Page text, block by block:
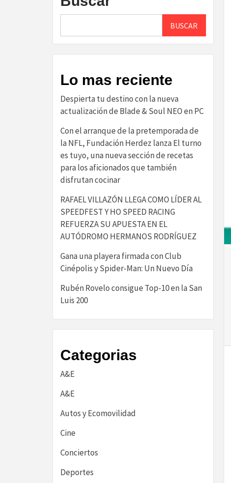
BUSCAR
Lo mas reciente
Despierta tu destino con la nueva
actualización de Blade & Soul NEO en PC
Con el arranque de la pretemporada de
la NFL, Fundación Herdez lanza El turno
es tuyo, una nueva sección de recetas
para los aficionados que también
disfrutan cocinar
RAFAEL VILLAZÓN LLEGA COMO LÍDER AL
SPEEDFEST Y HO SPEED RACING
REFUERZA SU APUESTA EN EL
AUTÓDROMO HERMANOS RODRÍGUEZ
Gana una playera firmada con Club
Cinépolis y Spider-Man: Un Nuevo Día
Rubén Rovelo consigue Top-10 en la San
Luis 200
Categorias
A&E
A&E
Autos y Ecomovilidad
Cine
Conciertos
Deportes